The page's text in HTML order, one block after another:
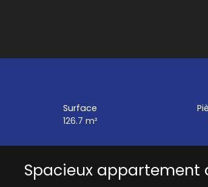
Surface
126.7 m²
Spacieux appartement